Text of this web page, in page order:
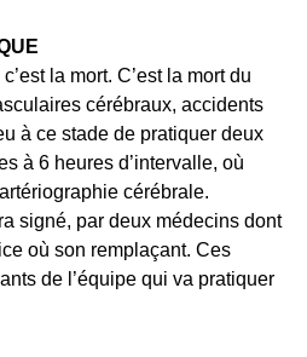
la mort. C’est la mort du
cérébraux, accidents
à ce stade de pratiquer deux
à 6 heures d’intervalle, où
cérébrale.
signé, par deux médecins dont
où son remplaçant. Ces
de l’équipe qui va pratiquer